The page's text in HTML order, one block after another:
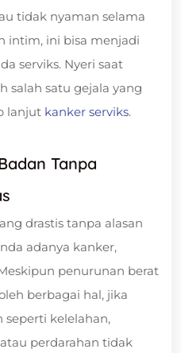
tidak nyaman selama
intim, ini bisa menjadi
serviks. Nyeri saat
salah satu gejala yang
lanjut kanker serviks.
Tanpa
drastis tanpa alasan
adanya kanker,
penurunan berat
berbagai hal, jika
seperti kelelahan,
perdarahan tidak